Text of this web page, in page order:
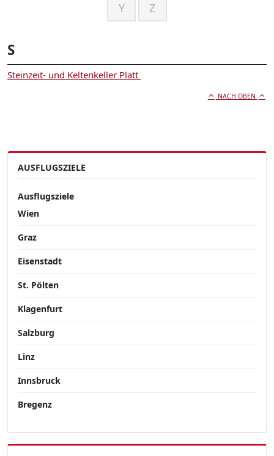
Y Z
S
Steinzeit- und Keltenkeller Platt
NACH OBEN
AUSFLUGSZIELE
Ausflugsziele
Wien
Graz
Eisenstadt
St. Pölten
Klagenfurt
Salzburg
Linz
Innsbruck
Bregenz